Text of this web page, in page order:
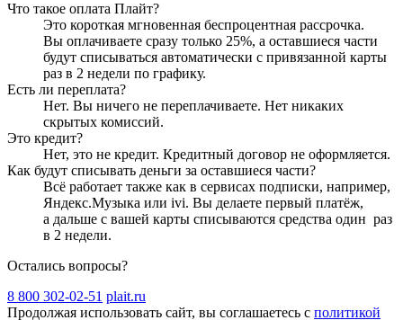
Что такое оплата Плайт?
Это короткая мгновенная беспроцентная рассрочка.
Вы оплачиваете сразу только 25%, а оставшиеся части
будут списываться автоматически с привязанной карты
раз в 2 недели по графику.
Есть ли переплата?
Нет. Вы ничего не переплачиваете. Нет никаких
скрытых комиссий.
Это кредит?
Нет, это не кредит. Кредитный договор не оформляется.
Как будут списывать деньги за оставшиеся части?
Всё работает также как в сервисах подписки, например,
Яндекс.Музыка или ivi. Вы делаете первый платёж,
а дальше с вашей карты списываются средства один раз
в 2 недели.
Остались вопросы?
8 800 302-02-51 plait.ru
Продолжая использовать сайт, вы соглашаетесь с политикой